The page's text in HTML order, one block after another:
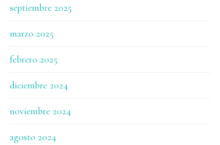
septiembre 2025
marzo 2025
febrero 2025
diciembre 2024
noviembre 2024
agosto 2024